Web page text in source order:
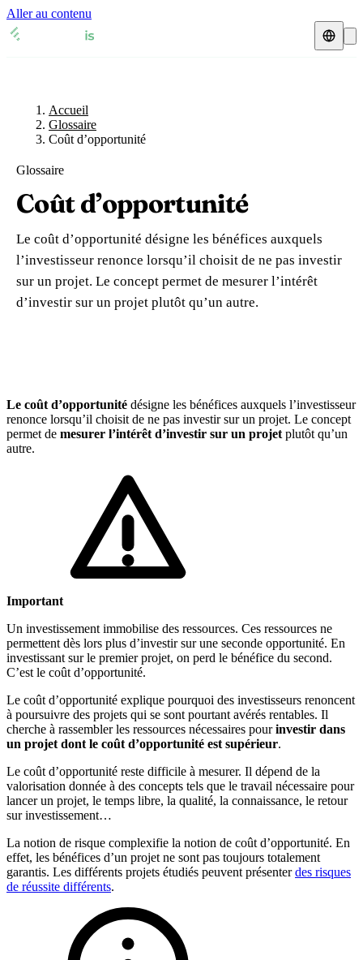
Aller au contenu
🇫🇷 France
🇬🇧 Royaume-Uni
🇧🇪 Belgique
Allemagne
🇮🇹 Italie
Voir tous les pays
Fiches TVA
🇫🇷 France
🇬🇧
🇨🇭 Suisse
🇧🇪 Belgique
🇩🇪 Allemagne
🇳🇱 Pays-Bas
Expert-comptable
Expert-comptable e-commerce
Expert-comptable Amazon
Ressources & Blog
Blog
Glossaire
Vérifier un n° TVA
Accueil
Glossaire
Coût d’opportunité
Glossaire
Coût d’opportunité
Le coût d’opportunité désigne les bénéfices auxquels
l’investisseur renonce lorsqu’il choisit de ne pas investir
sur un projet. Le concept permet de mesurer l’intérêt
d’investir sur un projet plutôt qu’un autre.
Le coût d’opportunité désigne les bénéfices auxquels l’investisseur
renonce lorsqu’il choisit de ne pas investir sur un projet. Le concept
permet de mesurer l’intérêt d’investir sur un projet plutôt qu’un
autre.
Important
Un investissement immobilise des ressources. Ces ressources ne
permettent dès lors plus d’investir sur une seconde opportunité. En
investissant sur le premier projet, on perd le bénéfice du second.
C’est le coût d’opportunité.
Le coût d’opportunité explique pourquoi des investisseurs renoncent
à poursuivre des projets qui se sont pourtant avérés rentables. Il
cherche à rassembler les ressources nécessaires pourinvestir dans
un projet dont le coût d’opportunité est supérieur.
Le coût d’opportunité reste difficile à mesurer. Il dépend de la
valorisation donnée à des concepts tels que le travail nécessaire pour
lancer un projet, le temps libre, la qualité, la connaissance, le retour
sur investissement…
La notion de risque complexifie la notion de coût d’opportunité. En
effet, les bénéfices d’un projet ne sont pas toujours totalement
garantis. Les différents projets étudiés peuvent présenterdes risques
de réussite différents.